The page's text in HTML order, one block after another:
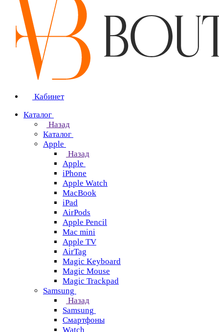
Кабинет
Каталог
Назад
Каталог
Apple
Назад
Apple
iPhone
Apple Watch
MacBook
iPad
AirPods
Apple Pencil
Mac mini
Apple TV
AirTag
Magic Keyboard
Magic Mouse
Magic Trackpad
Samsung
Назад
Samsung
Смартфоны
Watch